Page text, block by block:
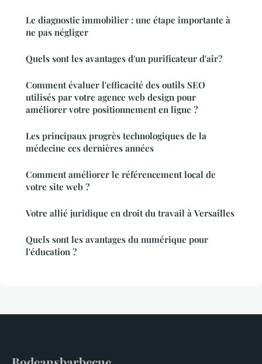
Le diagnostic immobilier : une étape importante à
ne pas négliger
Quels sont les avantages d'un purificateur d'air?
Comment évaluer l'efficacité des outils SEO
utilisés par votre agence web design pour
améliorer votre positionnement en ligne ?
Les principaux progrès technologiques de la
médecine ces dernières années
Comment améliorer le référencement local de
votre site web ?
Votre allié juridique en droit du travail à Versailles
Quels sont les avantages du numérique pour
l'éducation ?